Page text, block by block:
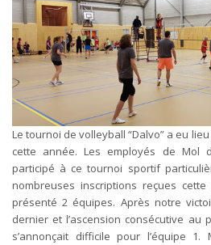
Le tournoi de volleyball “Dalvo” a eu
cette année. Les employés de Mol
participé à ce tournoi sportif
nombreuses inscriptions reçues
présenté 2 équipes. Après notre
dernier et l’ascension consécutive au
s’annonçait difficile pour l’équipe